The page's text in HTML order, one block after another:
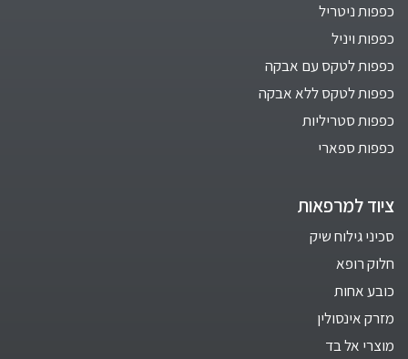
כפפות ניטריל
כפפות ויניל
כפפות לטקס עם אבקה
כפפות לטקס ללא אבקה
כפפות סטריליות
כפפות ספארי
ציוד למרפאות
סכיני גילוח שיק
חלוק רופא
כובע אחות
מזרק אינסולין
מוצרי אל בד